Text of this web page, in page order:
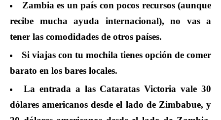
Zambia es un país con pocos recursos (aunque
recibe mucha ayuda internacional), no vas a
tener las comodidades de otros países.
Si viajas con tu mochila tienes opción de comer
barato en los bares locales.
La entrada a las Cataratas Victoria vale 30
dólares americanos desde el lado de Zimbabue, y